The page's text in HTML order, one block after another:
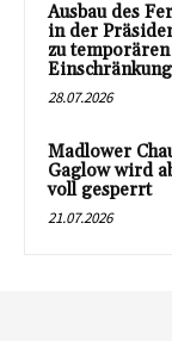
Ausbau des
in der
zu temporären
28.07.2026
Madlower
Gaglow wird
voll gesperrt
21.07.2026